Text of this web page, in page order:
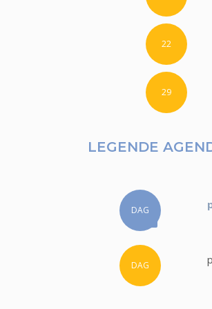
22
29
LEGENDE
DAG
DAG